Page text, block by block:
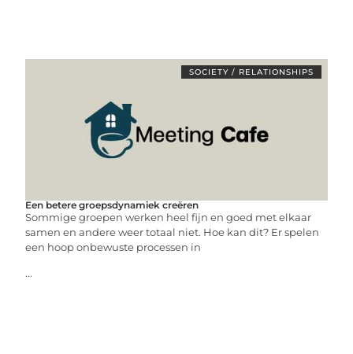
SOCIETY / RELATIONSHIPS
Een betere groepsdynamiek creëren
Sommige groepen werken heel fijn en goed met elkaar
samen en andere weer totaal niet. Hoe kan dit? Er spelen
een hoop onbewuste processen in
...